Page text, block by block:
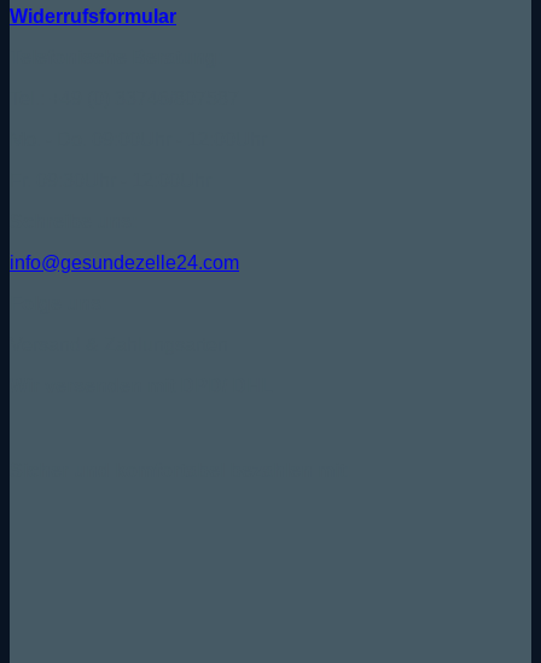
Widerrufsformular
info@gesundezelle24.com